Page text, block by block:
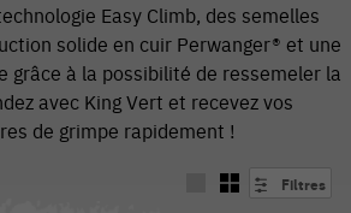
Easy Climb, des semelles
solide en cuir Perwanger® et une
grâce à la possibilité de ressemeler la
avec King Vert et recevez vos
de grimpe rapidement !
Filtres